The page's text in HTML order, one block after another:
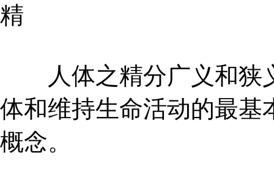
精
人体之精分广义和狭
体和维持生命活动的最基
概念。